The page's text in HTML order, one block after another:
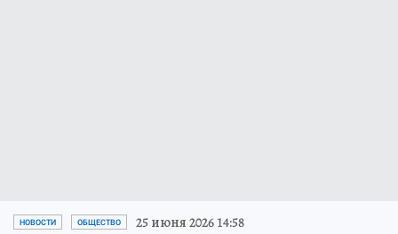
НОВОСТИ ОБЩЕСТВО 25 июня 2026 14:58